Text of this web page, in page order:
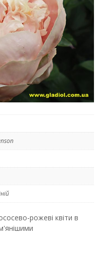
рожеві квіти в